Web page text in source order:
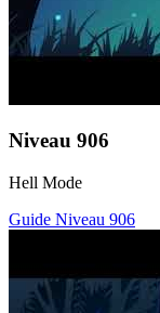
Niveau 906
Hell Mode
Guide Niveau 906